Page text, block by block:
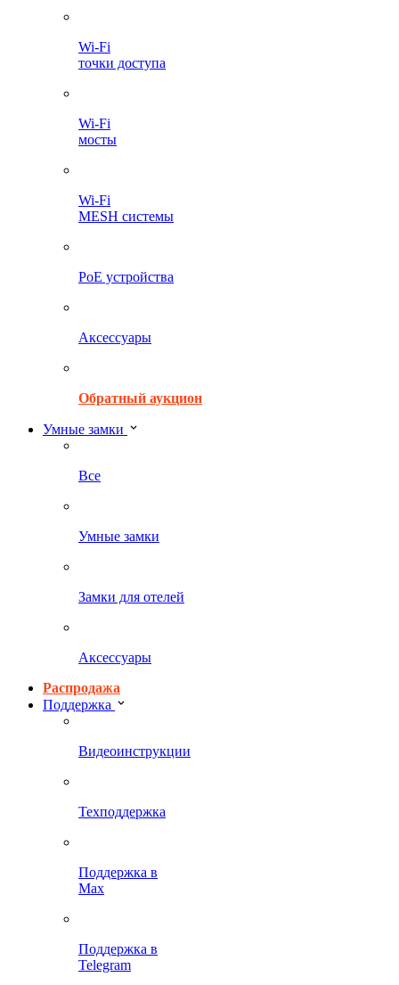
Wi-Fi
точки доступа
Wi-Fi
мосты
Wi-Fi
MESH системы
PoE устройства
Аксессуары
Обратный аукцион
Умные замки
Все
Умные замки
Замки для отелей
Аксессуары
Распродажа
Поддержка
Видеоинструкции
Техподдержка
Поддержка в
Max
Поддержка в
Telegram